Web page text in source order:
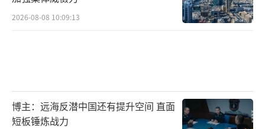
2026-08-08 10:09:13
博主：远海反潜中国还有提升空间 直面
短板锤炼战力